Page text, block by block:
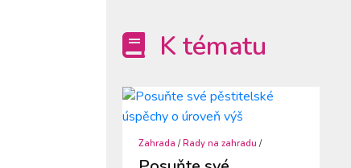
K tématu
Zahrada /Rady na zahradu /